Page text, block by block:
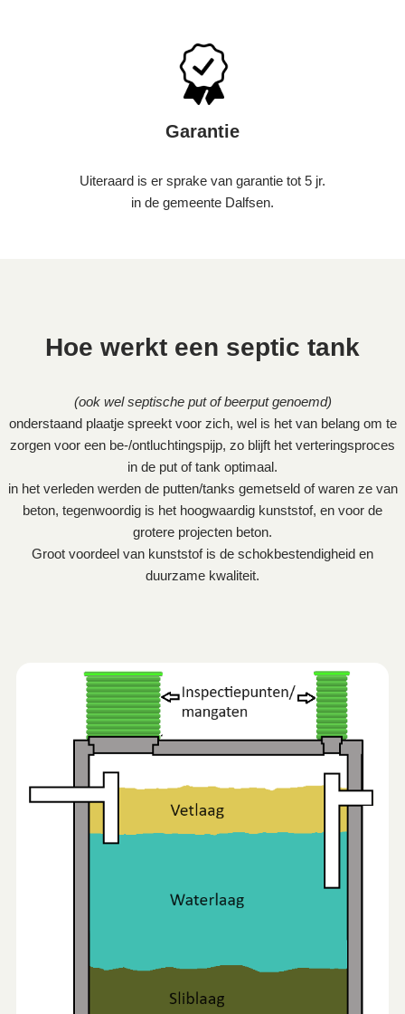
Garantie
Uiteraard is er sprake van garantie tot 5 jr.
in de gemeente Dalfsen.
Hoe werkt een septic tank
(ook wel septische put of beerput genoemd)
onderstaand plaatje spreekt voor zich, wel is het van belang om te
zorgen voor een be-/ontluchtingspijp, zo blijft het verteringsproces
in de put of tank optimaal.
in het verleden werden de putten/tanks gemetseld of waren ze van
beton, tegenwoordig is het hoogwaardig kunststof, en voor de
grotere projecten beton.
Groot voordeel van kunststof is de schokbestendigheid en
duurzame kwaliteit.